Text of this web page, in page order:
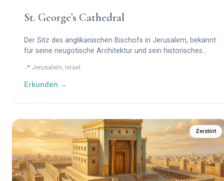
St. George’s Cathedral
Der Sitz des anglikanischen Bischofs in Jerusalem, bekannt
für seine neugotische Architektur und sein historisches
📍 Jerusalem, Israel
Erkunden →
Zerstört